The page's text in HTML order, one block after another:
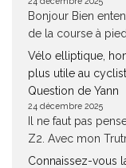
Bonjour Bien
de la course à
Vélo elliptique,
plus utile au
Question de Yann
24 décembre 2025
Il ne faut pas
Z2. Avec mon
Connaissez-vous